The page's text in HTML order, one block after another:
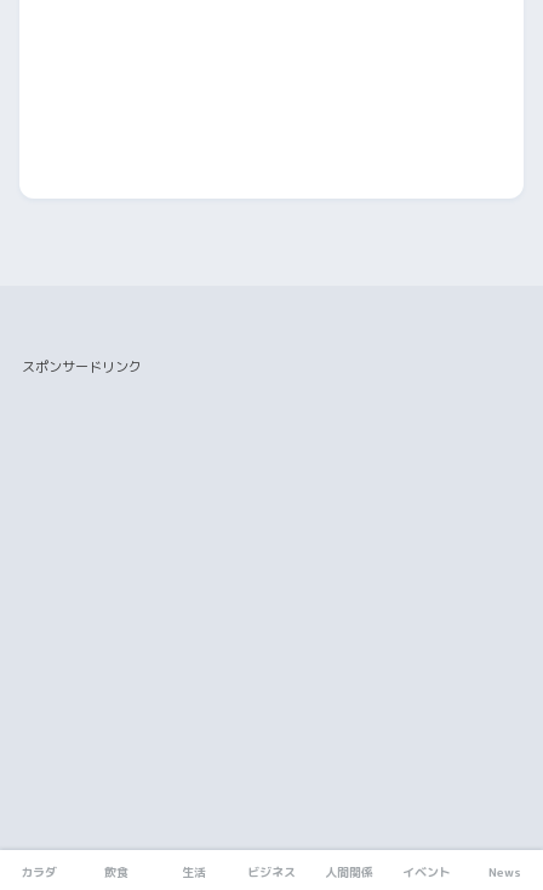
スポンサードリンク
カラダ 飲食 生活 ビジネス 人間関係 イベント News